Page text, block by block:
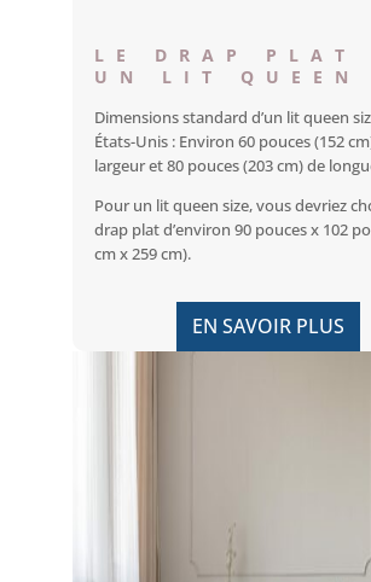
LE DRAP PLAT
UN LIT QUEEN
Dimensions standard d’un lit queen
États-Unis : Environ 60 pouces (152
largeur et 80 pouces (203 cm) de
Pour un lit queen size, vous devriez
drap plat d’environ 90 pouces x 102
cm x 259 cm).
EN SAVOIR PLUS